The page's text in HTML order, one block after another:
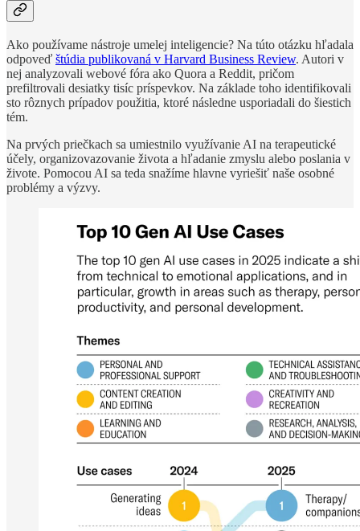
Ako používame nástroje umelej inteligencie? Na túto otázku hľadala
odpoveď štúdia publikovaná v Harvard Business Review. Autori v
nej analyzovali webové fóra ako Quora a Reddit, pričom
prefiltrovali desiatky tisíc príspevkov. Na základe toho identifikovali
sto rôznych prípadov použitia, ktoré následne usporiadali do šiestich
tém.
Na prvých priečkach sa umiestnilo využívanie AI na terapeutické
účely, organizovazovanie života a hľadanie zmyslu alebo poslania v
živote. Pomocou AI sa teda snažíme hlavne vyriešiť naše osobné
problémy a výzvy.